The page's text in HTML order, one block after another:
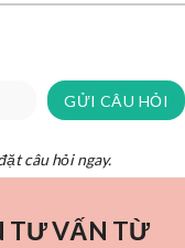
GỬI CÂU HỎI
câu hỏi ngay.
TƯ VẤN TỪ